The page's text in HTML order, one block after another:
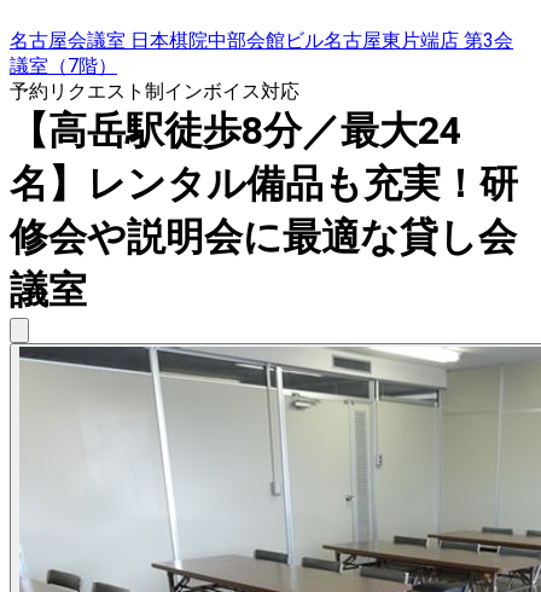
名古屋会議室 日本棋院中部会館ビル名古屋東片端店 第3会
議室（7階）
予約リクエスト制インボイス対応
【高岳駅徒歩8分／最大24
名】レンタル備品も充実！研
修会や説明会に最適な貸し会
議室